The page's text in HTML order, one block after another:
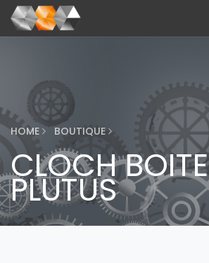
HOME BOUTIQUE
CLOCH BOITE
PLUTUS